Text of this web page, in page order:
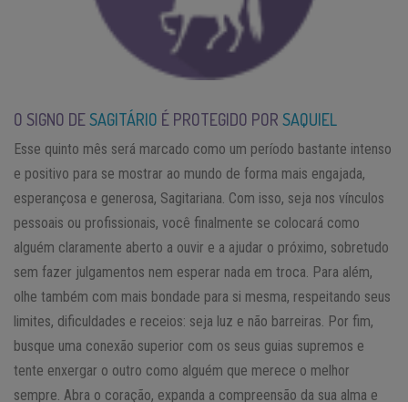
O SIGNO DESAGITÁRIO É PROTEGIDO POR SAQUIEL
Esse quinto mês será marcado como um período bastante intenso
e positivo para se mostrar ao mundo de forma mais engajada,
esperançosa e generosa, Sagitariana. Com isso, seja nos vínculos
pessoais ou profissionais, você finalmente se colocará como
alguém claramente aberto a ouvir e a ajudar o próximo, sobretudo
sem fazer julgamentos nem esperar nada em troca. Para além,
olhe também com mais bondade para si mesma, respeitando seus
limites, dificuldades e receios: seja luz e não barreiras. Por fim,
busque uma conexão superior com os seus guias supremos e
tente enxergar o outro como alguém que merece o melhor
sempre. Abra o coração, expanda a compreensão da sua alma e